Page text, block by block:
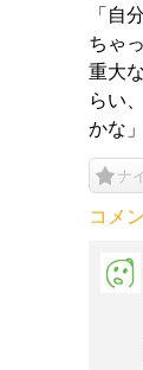
「自
ちゃ
重大
らい
かな」
ナ
コメ